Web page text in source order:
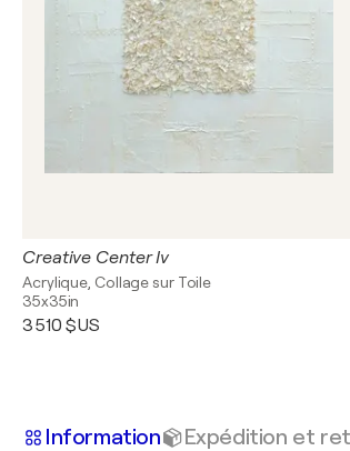
Creative Center Iv
Acrylique, Collage sur Toile
35x35in
3 510 $US
Information Expédition et